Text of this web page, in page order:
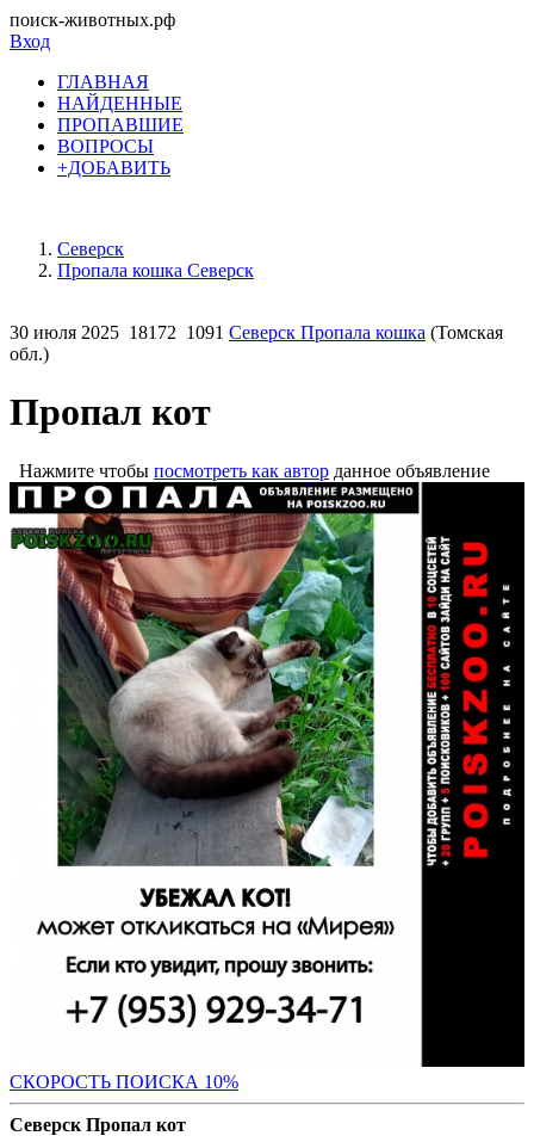
поиск-животных.рф
Вход
ГЛАВНАЯ
НАЙДЕННЫЕ
ПРОПАВШИЕ
ВОПРОСЫ
+ДОБАВИТЬ
Северск
Пропала кошка Северск
30 июля 2025 18172 1091 Северск Пропала кошка (Томская
обл.)
Пропал кот
Нажмите чтобы посмотреть как автор данное объявление
СКОРОСТЬ ПОИСКА 10%
Северск Пропал кот